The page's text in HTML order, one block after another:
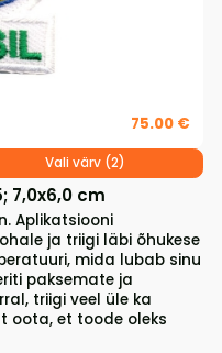
7,0x6,0 cm
Aplikatsiooni
ja triigi läbi õhukese
mida lubab sinu
paksemate ja
triigi veel üle ka
oota, et toode oleks
75.00 €
Vali värv (2)